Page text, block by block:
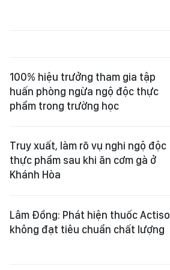
100% hiệu trưởng tham gia tập
huấn phòng ngừa ngộ độc thực
phẩm trong trường học
Truy xuất, làm rõ vụ nghi ngộ độc
thực phẩm sau khi ăn cơm gà ở
Khánh Hòa
Lâm Đồng: Phát hiện thuốc Actiso
không đạt tiêu chuẩn chất lượng